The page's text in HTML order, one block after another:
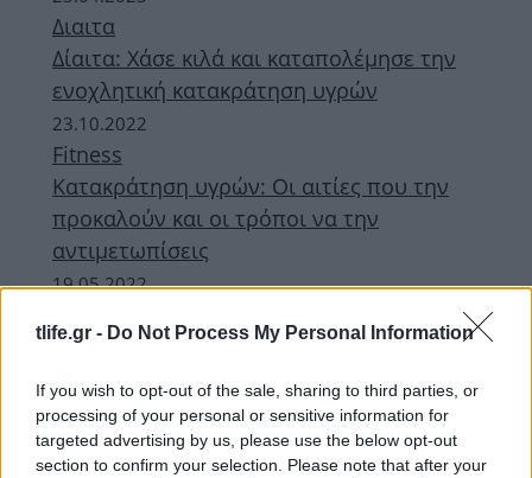
tlife.gr - Do Not Process My Personal Information
If you wish to opt-out of the sale, sharing to third parties, or
processing of your personal or sensitive information for
targeted advertising by us, please use the below opt-out
section to confirm your selection. Please note that after your
Διαιτα
Δίαιτα: Χάσε κιλά και καταπολέμησε την
ενοχλητική κατακράτηση υγρών
23.10.2022
Fitness
Κατακράτηση υγρών: Οι αιτίες που την
προκαλούν και οι τρόποι να την
αντιμετωπίσεις
19.05.2022
Δίαιτα: Αισθάνεσαι πρησμένη; Το
πρόγραμμα που θα νικήσει την
κατακράτηση υγρών και θα σε αδυνατίσει
ΔΙΑΦΗΜΙΣΗ